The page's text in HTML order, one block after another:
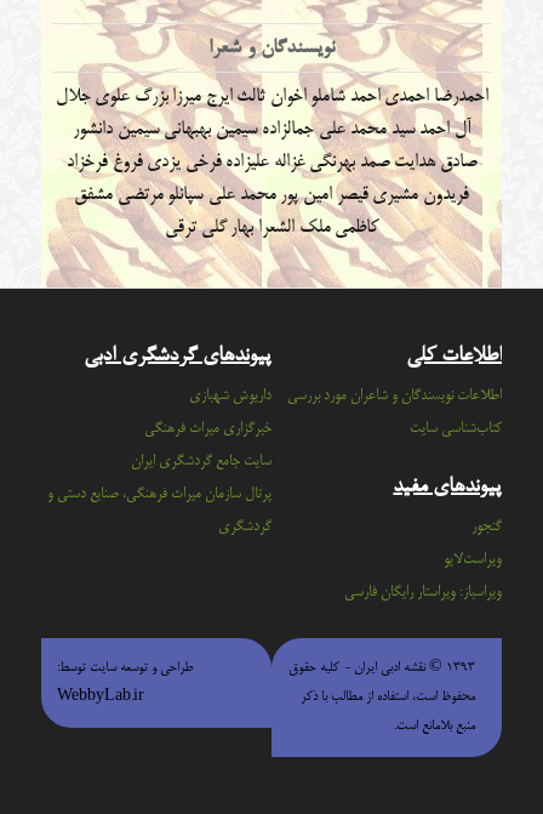
نویسندگان و شعرا
احمدرضا احمدیاحمد شاملو اخوان ثالث ایرج میرزابزرگ علوی جلال
آل احمدسید محمد علی جمالزادهسیمین بهبهانیسیمین دانشور
صادق هدایتصمد بهرنگی غزاله علیزادهفرخی یزدی فروغ فرخزاد
فریدون مشیری قیصر امین پور محمد علی سپانلومرتضی مشفق
کاظمی ملک الشعرا بهار گلی ترقی
اطلاعات کلی
اطلاعات نویسندگان و شاعران مورد بررسی
کتاب‌شناسی سایت
پیوندهای مفید
گنجور
ویراست‌لایو
ویراسباز: ویراستار رایگان فارسی
پیوندهای گردشگری ادبی
داریوش شهبازی
خبرگزاری میراث فرهنگی
سايت جامع گردشگري ايران
پرتال سازمان ميراث فرهنگي، صنايع دستي و
گردشگري
۱۳۹۳ © نقشه ادبی ایران - كليه حقوق
محفوظ است، استفاده از مطالب با ذكر
منبع بلامانع است.
طراحی و توسعه سایت توسط:
WebbyLab.ir